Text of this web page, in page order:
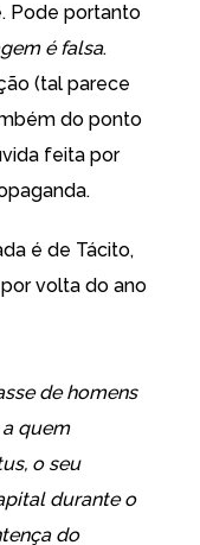
Pode portanto
é falsa.
(tal parece
do ponto
feita por
é de Tácito,
volta do ano
de homens
quem
o seu
durante o
do